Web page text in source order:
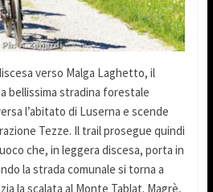
verso Malga Laghetto, il
bellissima stradina forestale
l’abitato di Luserna e scende
Tezze. Il trail prosegue quindi
che, in leggera discesa, porta in
la strada comunale si torna a
la scalata al Monte Tablat. Magrè,